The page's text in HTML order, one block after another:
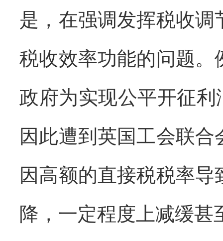
是，在强调发挥税收
税收效率功能的问题
政府为实现公平开征
因此遭到英国工会联
因高额的直接税税率
降，一定程度上减缓甚